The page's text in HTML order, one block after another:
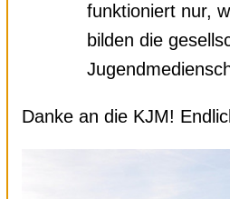
funktioniert nur,
bilden die
Danke an die KJM!